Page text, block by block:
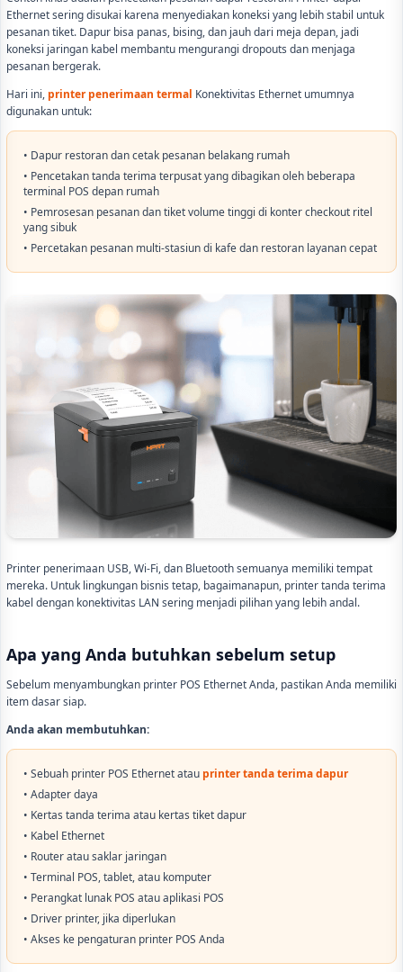
Ethernet sering disukai karena menyediakan koneksi yang lebih stabil untuk
pesanan tiket. Dapur bisa panas, bising, dan jauh dari meja depan, jadi
koneksi jaringan kabel membantu mengurangi dropouts dan menjaga
pesanan bergerak.
Hari ini, printer penerimaan termal Konektivitas Ethernet umumnya
digunakan untuk:
• Dapur restoran dan cetak pesanan belakang rumah
• Pencetakan tanda terima terpusat yang dibagikan oleh beberapa
terminal POS depan rumah
• Pemrosesan pesanan dan tiket volume tinggi di konter checkout ritel
yang sibuk
• Percetakan pesanan multi-stasiun di kafe dan restoran layanan cepat
Printer penerimaan USB, Wi-Fi, dan Bluetooth semuanya memiliki tempat
mereka. Untuk lingkungan bisnis tetap, bagaimanapun, printer tanda terima
kabel dengan konektivitas LAN sering menjadi pilihan yang lebih andal.
Apa yang Anda butuhkan sebelum setup
Sebelum menyambungkan printer POS Ethernet Anda, pastikan Anda memiliki
item dasar siap.
Anda akan membutuhkan:
• Sebuah printer POS Ethernet atau printer tanda terima dapur
• Adapter daya
• Kertas tanda terima atau kertas tiket dapur
• Kabel Ethernet
• Router atau saklar jaringan
• Terminal POS, tablet, atau komputer
• Perangkat lunak POS atau aplikasi POS
• Driver printer, jika diperlukan
• Akses ke pengaturan printer POS Anda